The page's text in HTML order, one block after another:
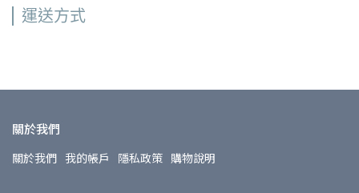
運送方式
關於我們
關於我們 我的帳戶 隱私政策 購物說明